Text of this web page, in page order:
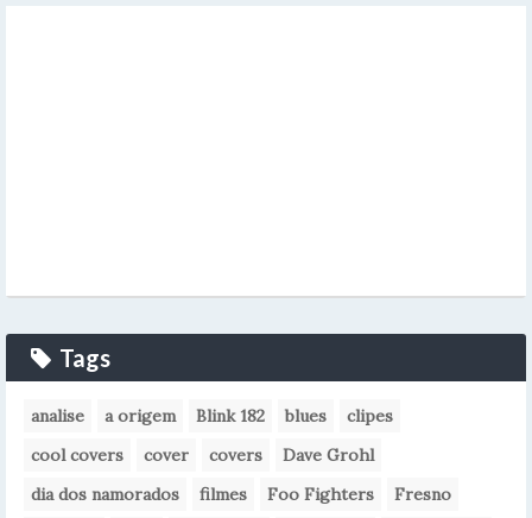
Tags
analise a origem Blink 182 blues
clipes
cool covers
cover covers
Dave Grohl
dia dos namorados
filmes Foo Fighters
Fresno